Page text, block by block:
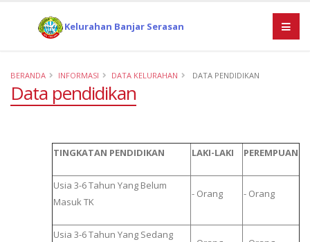
Kelurahan Banjar Serasan
BERANDA INFORMASI DATA KELURAHAN DATA PENDIDIKAN
Data pendidikan
TINGKATAN PENDIDIKAN LAKI-LAKI PEREMPUAN
Usia 3-6 Tahun Yang Belum
Masuk TK
- Orang - Orang
Usia 3-6 Tahun Yang Sedang